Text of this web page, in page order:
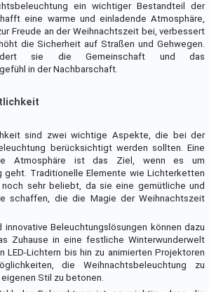
ein wichtiger Bestandteil der
eine warme und einladende Atmosphäre,
Freude an der Weihnachtszeit bei, verbessert
die Sicherheit auf Straßen und Gehwegen.
sie die Gemeinschaft und das
in der Nachbarschaft.
sind zwei wichtige Aspekte, die bei der
berücksichtigt werden sollten. Eine
Atmosphäre ist das Ziel, wenn es um
geht. Traditionelle Elemente wie Lichterketten
sehr beliebt, da sie eine gemütliche und
schaffen, die die Magie der Weihnachtszeit
innovative Beleuchtungslösungen können dazu
Zuhause in eine festliche Winterwunderwelt
LED-Lichtern bis hin zu animierten Projektoren
die Weihnachtsbeleuchtung zu
Stil zu betonen.